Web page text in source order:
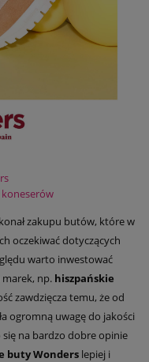
zakupu butów, które w
oczekiwać dotyczących
warto inwestować
np. hiszpańskie
zawdzięcza temu, że od
ogromną uwagę do jakości
na bardzo dobre opinie
buty Wonders lepiej i